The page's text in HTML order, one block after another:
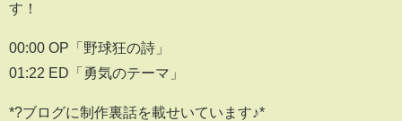
す！
00:00 OP「野球狂の詩」
01:22 ED「勇気のテーマ」
*?ブログに制作裏話を載せいています♪*